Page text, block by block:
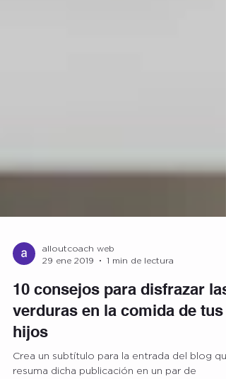
alloutcoach web
29 ene 2019
1 min de lectura
10 consejos para disfrazar las
verduras en la comida de tus
hijos